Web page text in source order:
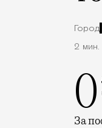
Город
2 мин.
Одна из самых долгих московских строек сдвинется с места, по крайней мере на
За